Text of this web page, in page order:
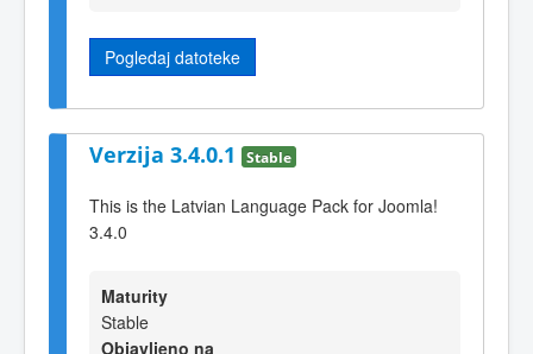
Pogledaj datoteke
Verzija 3.4.0.1 Stable
This is the Latvian Language Pack for Joomla!
3.4.0
Maturity
Stable
Objavljeno na